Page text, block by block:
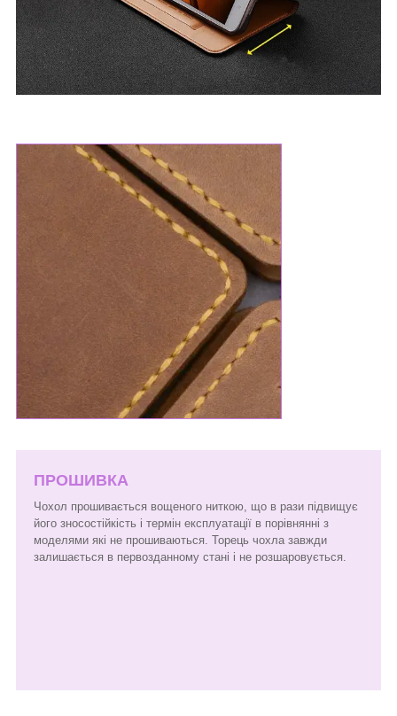
ПРОШИВКА
Чохол прошивається вощеного ниткою, що в рази підвищує
його зносостійкість і термін експлуатації в порівнянні з
моделями які не прошиваються. Торець чохла завжди
залишається в первозданному стані і не розшаровується.